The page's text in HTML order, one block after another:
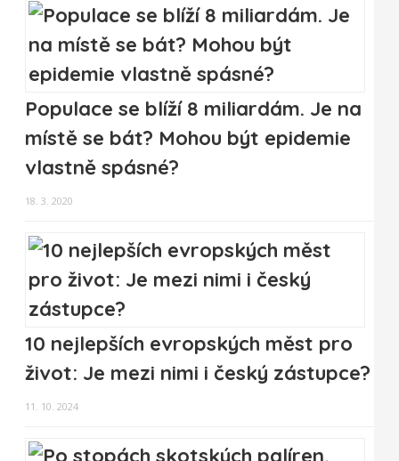
Populace se blíží 8 miliardám. Je na
místě se bát? Mohou být epidemie
vlastně spásné?
18. 3. 2020
10 nejlepších evropských měst pro
život: Je mezi nimi i český zástupce?
11. 10. 2024